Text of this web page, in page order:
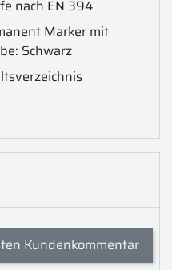
nach EN 394
Marker mit
Schwarz
Kundenkommentar